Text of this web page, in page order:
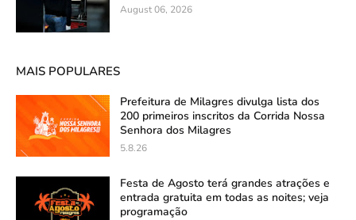
August 06, 2026
MAIS POPULARES
Prefeitura de Milagres divulga lista dos
200 primeiros inscritos da Corrida Nossa
Senhora dos Milagres
5.8.26
Festa de Agosto terá grandes atrações e
entrada gratuita em todas as noites; veja
programação